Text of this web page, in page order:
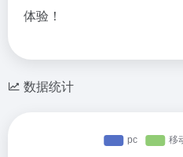
体验！
数据统计